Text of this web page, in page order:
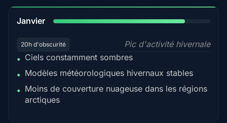
Janvier
20h d'obscurité
Pic d'activité hivernale
• Ciels constamment sombres
• Modèles météorologiques hivernaux stables
• Moins de couverture nuageuse dans les régions
arctiques